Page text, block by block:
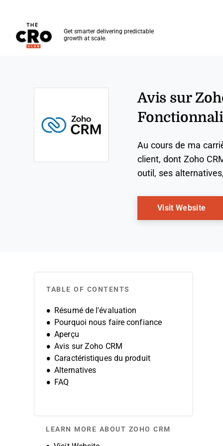
Get smarter delivering predictable
growth at scale.
Avis sur
Au cours de ma
client, dont Zoho
outil, ses
Visit Website
TABLE OF CONTENTS
Résumé de l'évaluation
Pourquoi nous faire confiance
Aperçu
Avis sur Zoho CRM
Caractéristiques du produit
Alternatives
FAQ
LEARN MORE ABOUT ZOHO CRM